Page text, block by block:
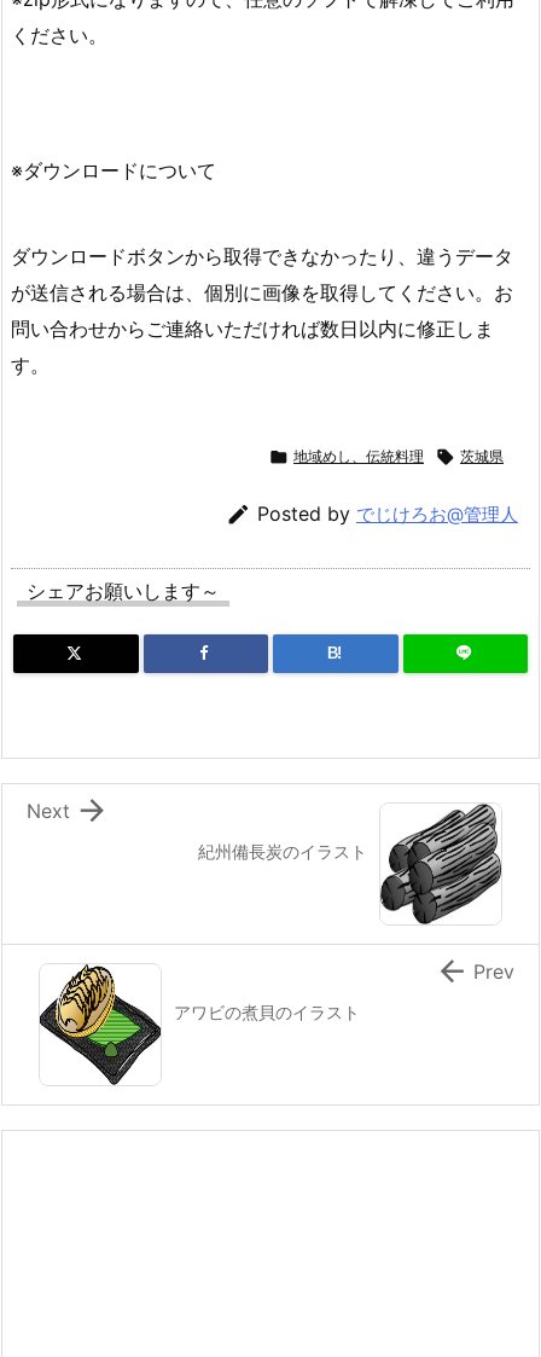
ください。
※ダウンロードについて
ダウンロードボタンから取得できなかったり、違うデータ
が送信される場合は、個別に画像を取得してください。お
問い合わせからご連絡いただければ数日以内に修正しま
す。
 地域めし、伝統料理  茨城県
 Posted by でじけろお@管理人
シェアお願いします～
B!
紀州備長炭のイラスト

Next
アワビの煮貝のイラスト
 Prev